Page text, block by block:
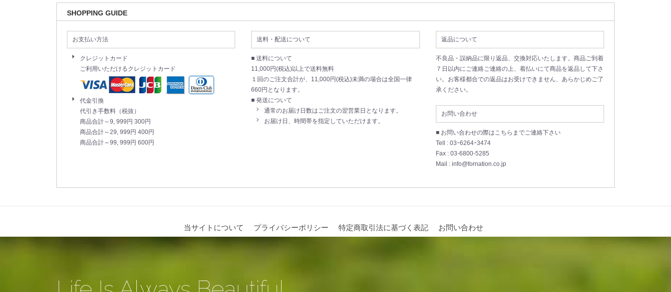
SHOPPING GUIDE
お支払い方法
クレジットカード
ご利用いただけるクレジットカード
代金引換
代引き手数料（税抜）
商品合計～9, 999円 300円
商品合計～29, 999円 400円
商品合計～99, 999円 600円
送料・配送について
■ 送料について
11,000円(税込)以上で送料無料
１回のご注文合計が、11,000円(税込)未満の場合は全国一律
660円となります。
■ 発送について
通常のお届け日数はご注文の翌営業日となります。
お届け日、時間帯を指定していただけます。
返品について
不良品・誤納品に限り返品、交換対応いたします。商品ご到着
７日以内にご連絡ご連絡の上、着払いにて商品を返品して下さ
い。お客様都合での返品はお受けできません、あらかじめご了
承ください。
お問い合わせ
■ お問い合わせの際はこちらまでご連絡下さい
Tell : 03ｰ6264ｰ3474
Fax : 03-6800-5285
Mail : info@fornation.co.jp
当サイトについて プライバシーポリシー 特定商取引法に基づく表記 お問い合わせ